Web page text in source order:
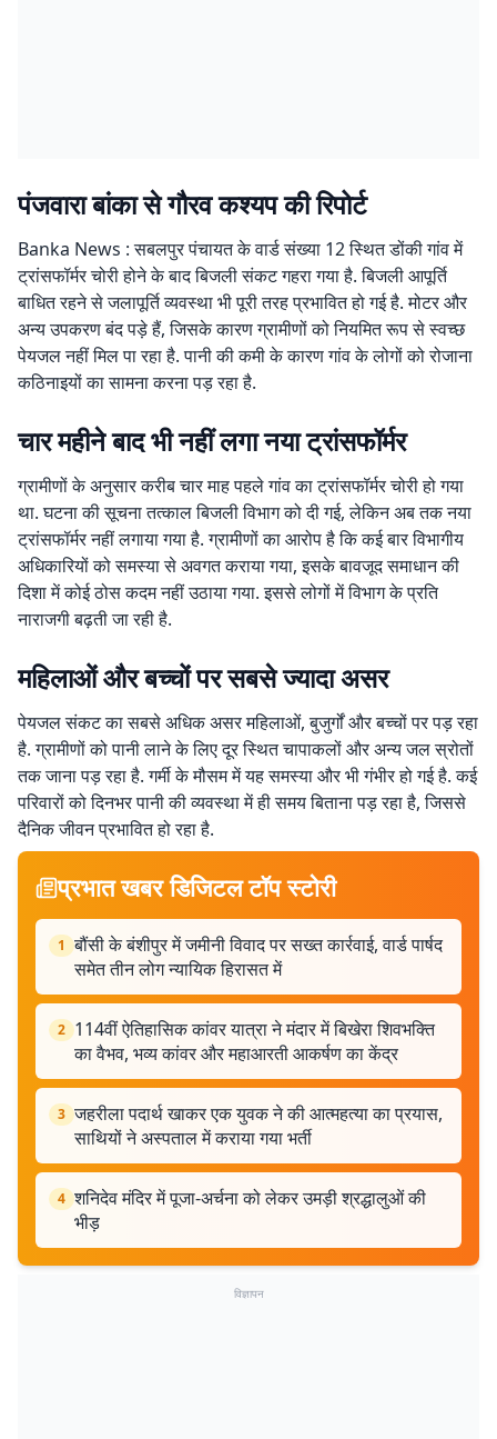
पंजवारा बांका से गौरव कश्यप की रिपोर्ट
Banka News : सबलपुर पंचायत के वार्ड संख्या 12 स्थित डोंकी गांव में
ट्रांसफॉर्मर चोरी होने के बाद बिजली संकट गहरा गया है. बिजली आपूर्ति
बाधित रहने से जलापूर्ति व्यवस्था भी पूरी तरह प्रभावित हो गई है. मोटर और
अन्य उपकरण बंद पड़े हैं, जिसके कारण ग्रामीणों को नियमित रूप से स्वच्छ
पेयजल नहीं मिल पा रहा है. पानी की कमी के कारण गांव के लोगों को रोजाना
कठिनाइयों का सामना करना पड़ रहा है.
चार महीने बाद भी नहीं लगा नया ट्रांसफॉर्मर
ग्रामीणों के अनुसार करीब चार माह पहले गांव का ट्रांसफॉर्मर चोरी हो गया
था. घटना की सूचना तत्काल बिजली विभाग को दी गई, लेकिन अब तक नया
ट्रांसफॉर्मर नहीं लगाया गया है. ग्रामीणों का आरोप है कि कई बार विभागीय
अधिकारियों को समस्या से अवगत कराया गया, इसके बावजूद समाधान की
दिशा में कोई ठोस कदम नहीं उठाया गया. इससे लोगों में विभाग के प्रति
नाराजगी बढ़ती जा रही है.
महिलाओं और बच्चों पर सबसे ज्यादा असर
पेयजल संकट का सबसे अधिक असर महिलाओं, बुजुर्गों और बच्चों पर पड़ रहा
है. ग्रामीणों को पानी लाने के लिए दूर स्थित चापाकलों और अन्य जल स्रोतों
तक जाना पड़ रहा है. गर्मी के मौसम में यह समस्या और भी गंभीर हो गई है. कई
परिवारों को दिनभर पानी की व्यवस्था में ही समय बिताना पड़ रहा है, जिससे
दैनिक जीवन प्रभावित हो रहा है.
प्रभात खबर डिजिटल टॉप स्टोरी
1 बौंसी के बंशीपुर में जमीनी विवाद पर सख्त कार्रवाई, वार्ड पार्षद
समेत तीन लोग न्यायिक हिरासत में
2 114वीं ऐतिहासिक कांवर यात्रा ने मंदार में बिखेरा शिवभक्ति
का वैभव, भव्य कांवर और महाआरती आकर्षण का केंद्र
3 जहरीला पदार्थ खाकर एक युवक ने की आत्महत्या का प्रयास,
साथियों ने अस्पताल में कराया गया भर्ती
4 शनिदेव मंदिर में पूजा-अर्चना को लेकर उमड़ी श्रद्धालुओं की
भीड़
विज्ञापन